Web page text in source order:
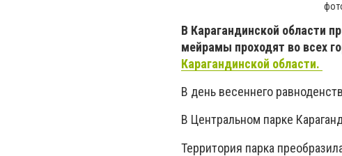
В Карагандинской области
мейрамы проходят во всех
Карагандинской области.
В день весеннего
В Центральном парке
Территория парка